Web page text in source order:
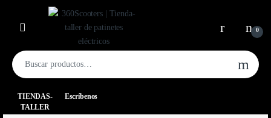
0
TIENDAS-
TALLER
Escríbenos